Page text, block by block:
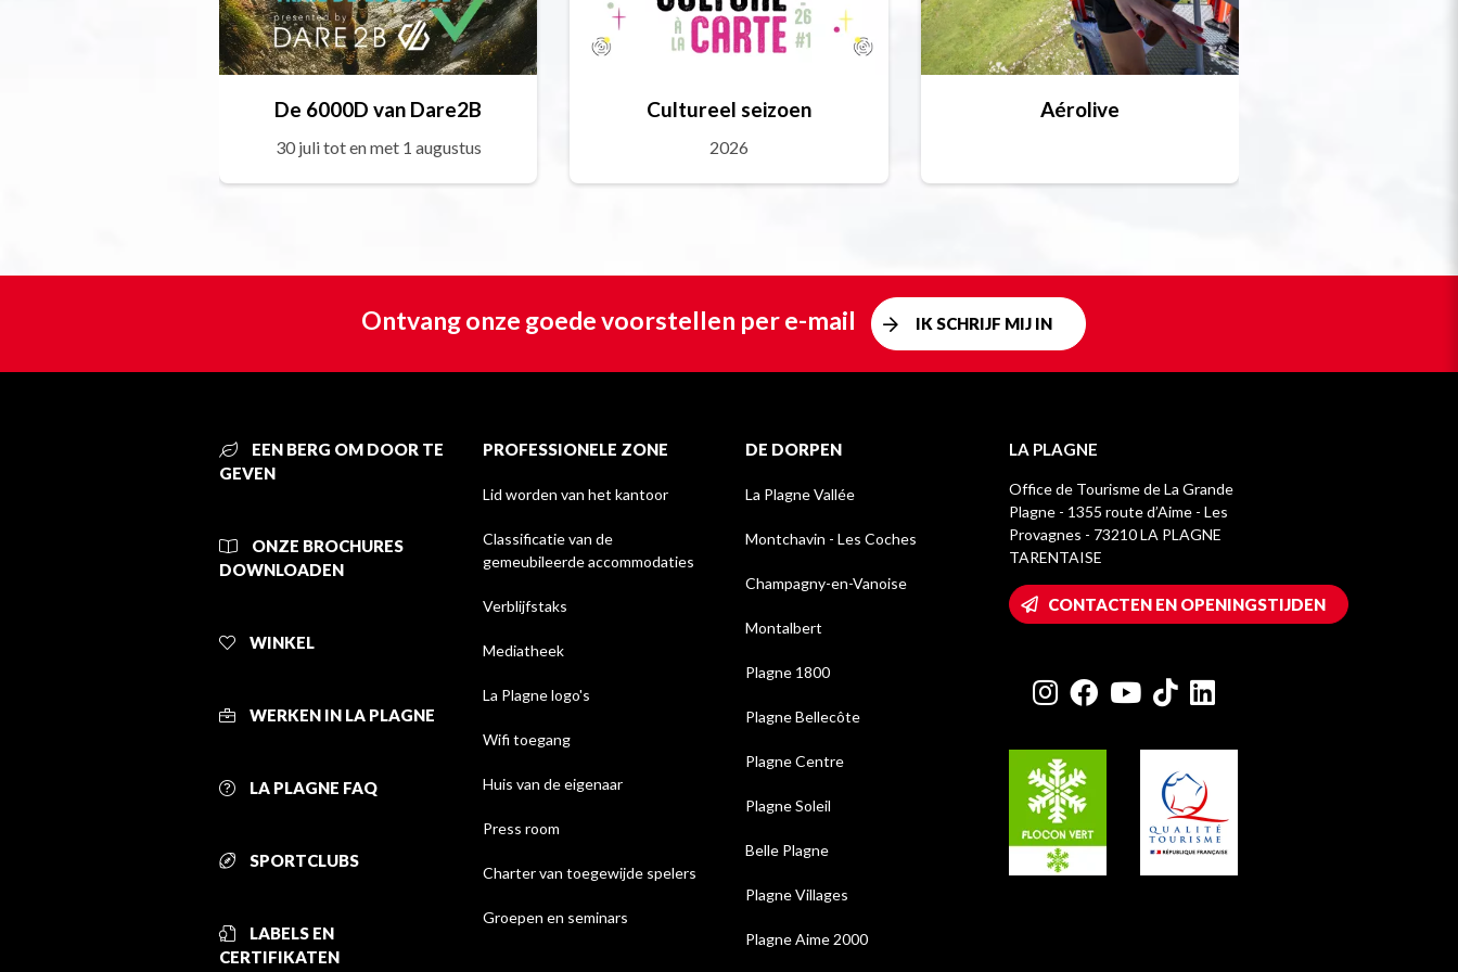
De 6000D van Dare2B
30 juli tot en met 1 augustus
Cultureel seizoen
2026
Aérolive
Ontvang onze goede voorstellen per e-mail IK SCHRIJF MIJ IN
EEN BERG OM DOOR TE
GEVEN
ONZE BROCHURES
DOWNLOADEN
WINKEL
WERKEN IN LA PLAGNE
LA PLAGNE FAQ
SPORTCLUBS
LABELS EN
CERTIFIKATEN
PROFESSIONELE ZONE
Lid worden van het kantoor
Classificatie van de
gemeubileerde accommodaties
Verblijfstaks
Mediatheek
La Plagne logo's
Wifi toegang
Huis van de eigenaar
Press room
Charter van toegewijde spelers
Groepen en seminars
DE DORPEN
La Plagne Vallée
Montchavin - Les Coches
Champagny-en-Vanoise
Montalbert
Plagne 1800
Plagne Bellecôte
Plagne Centre
Plagne Soleil
Belle Plagne
Plagne Villages
Plagne Aime 2000
LA PLAGNE
Office de Tourisme de La Grande
Plagne - 1355 route d’Aime - Les
Provagnes - 73210 LA PLAGNE
TARENTAISE
CONTACTEN EN OPENINGSTIJDEN